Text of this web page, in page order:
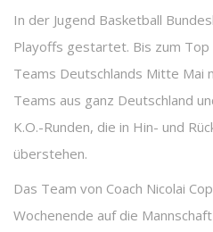
In der Jugend Basketball
Playoffs gestartet. Bis zum
Teams Deutschlands Mitte Mai
Teams aus ganz Deutschland
K.O.-Runden, die in Hin- und
überstehen.
Das Team von Coach Nicolai
Wochenende auf die